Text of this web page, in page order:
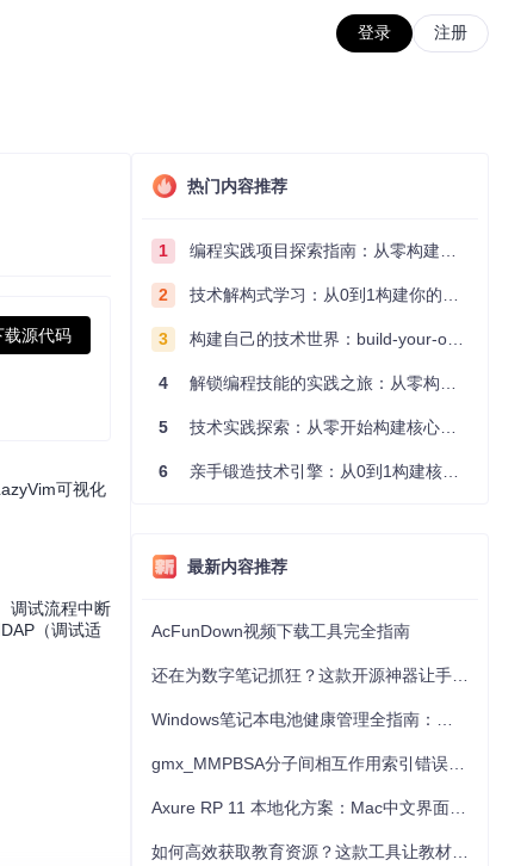
登录 注册
载源代码
可视化
调试流程中断
（调试适
热门内容推荐
1 编程实践项目探索指南：从零构建技术能力体系
2 技术解构式学习：从0到1构建你的编程知识体系
3 构建自己的技术世界：build-your-own-x项目的实践探索指南
4 解锁编程技能的实践之旅：从零构建你的技术世界
5 技术实践探索：从零开始构建核心系统的实践指南
6 亲手锻造技术引擎：从0到1构建核心系统的实践指南
最新内容推荐
AcFunDown视频下载工具完全指南